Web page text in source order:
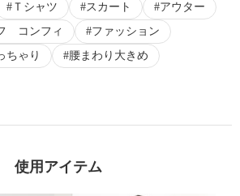
Ｔシャツ スカート
アウター
コンフィ
ファッション
ちゃり
腰まわり大きめ
使用アイテム